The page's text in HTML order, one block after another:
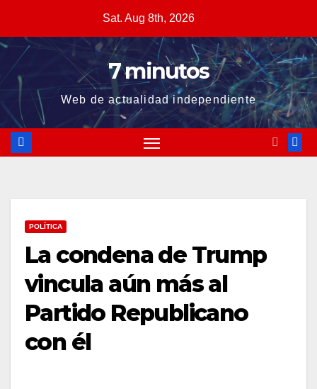
content
Sat. Aug 8th, 2026
7 minutos
Web de actualidad independiente
POLÍTICA
La condena de Trump
vincula aún más al
Partido Republicano
con él